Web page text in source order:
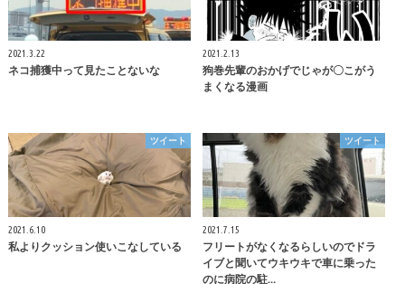
2021.3.22
ネコ捕獲中って見たことないな
2021.2.13
狗巻先輩のおかげでじゃが〇こがう
まくなる漫画
ツイート
2021.6.10
私よりクッション使いこなしている
ツイート
2021.7.15
フリートがなくなるらしいのでドラ
イブと聞いてウキウキで車に乗った
のに病院の駐…